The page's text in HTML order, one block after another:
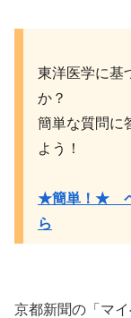
東洋医学に基
か？
簡単な質問に
よう！
★簡単！★ ペ
ら
京都新聞の「マ